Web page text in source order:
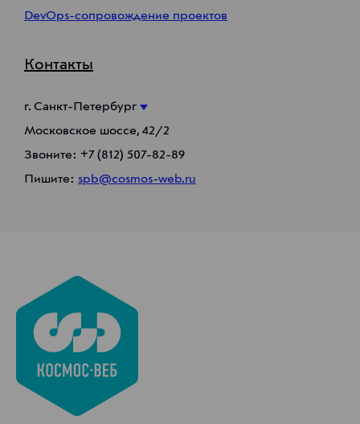
DevOps-сопровождение проектов
Контакты
г. Санкт-Петербург
Московское шоссе, 42/2
Звоните: +7 (812) 507-82-89
Пишите: spb@cosmos-web.ru